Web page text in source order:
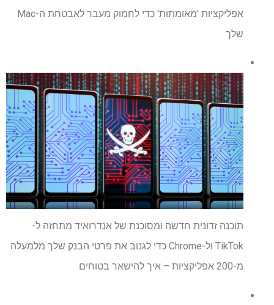
אפליקציות 'מאומתות' כדי לחמוק מעבר לאבטחת ה-Mac
שלך
תוכנה זדונית חדשה ומסוכנת של אנדרואיד מתחזה ל-
TikTok ול-Chrome כדי לגנוב את פרטי הבנק שלך מלמעלה
מ-200 אפליקציות – איך להישאר בטוחים